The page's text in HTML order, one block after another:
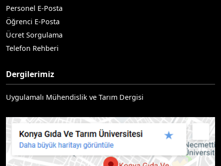
Personel E-Posta
Öğrenci E-Posta
Ücret Sorgulama
Telefon Rehberi
Dergilerimiz
Uygulamalı Mühendislik ve Tarım Dergisi